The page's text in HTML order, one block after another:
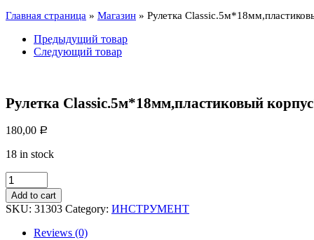
Главная страница » Магазин » Рулетка
Предыдущий товар
Следующий товар
Рулетка Classic.5м*18мм,пластиковый
180,00 Р
18 in stock
Рулетка
Classic.5м*18мм,пластиковый
корпус***
quantity
Add to cart
SKU: 31303 Category: ИНСТРУМЕНТ
Reviews (0)